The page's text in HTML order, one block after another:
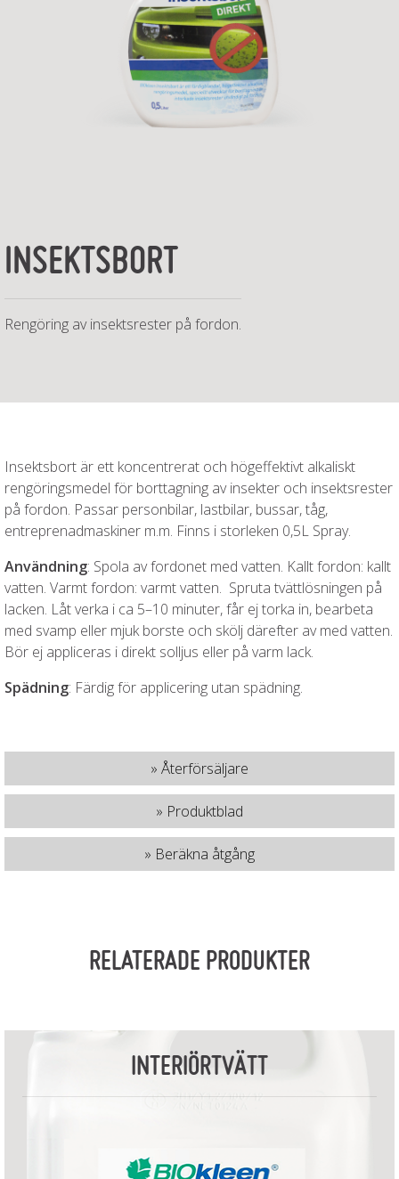
INSEKTSBORT
Rengöring av insektsrester på fordon.
Insektsbort är ett koncentrerat och högeffektivt alkaliskt
rengöringsmedel för borttagning av insekter och insektsrester
på fordon. Passar personbilar, lastbilar, bussar, tåg,
entreprenadmaskiner m.m. Finns i storleken 0,5L Spray.
Användning: Spola av fordonet med vatten. Kallt fordon: kallt
vatten. Varmt fordon: varmt vatten. Spruta tvättlösningen på
lacken. Låt verka i ca 5–10 minuter, får ej torka in, bearbeta
med svamp eller mjuk borste och skölj därefter av med vatten.
Bör ej appliceras i direkt solljus eller på varm lack.
Spädning: Färdig för applicering utan spädning.
» Återförsäljare
» Produktblad
» Beräkna åtgång
RELATERADE PRODUKTER
INTERIÖRTVÄTT